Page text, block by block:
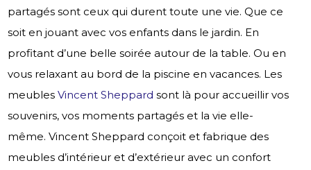
partagés sont ceux qui durent toute une vie. Que ce
soit en jouant avec vos enfants dans le jardin. En
profitant d’une belle soirée autour de la table. Ou en
vous relaxant au bord de la piscine en vacances. Les
meublesVincent Sheppard sont là pour accueillir vos
souvenirs, vos moments partagés et la vie elle-
même. Vincent Sheppard conçoit et fabrique des
meubles d’intérieur et d’extérieur avec un confort